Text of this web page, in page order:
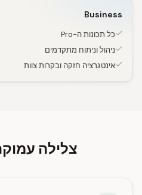
Business
כל תכונות ה-Pro
ניהול וניתוח מתקדמים
אינטגרציה חזקה ובקרות צוות
צלילה